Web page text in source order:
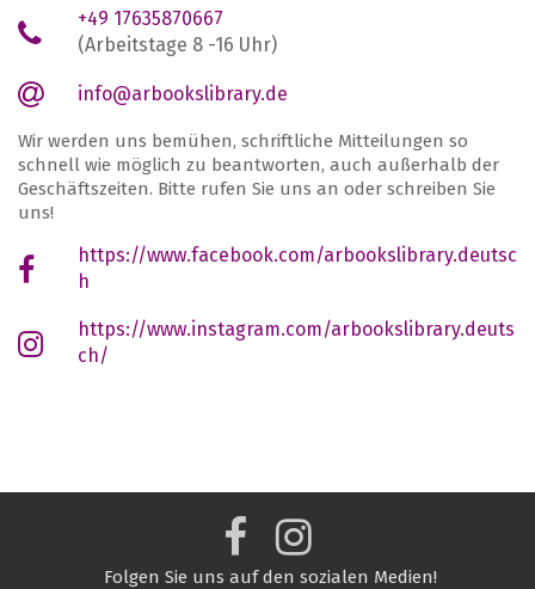
+49 17635870667
(Arbeitstage 8 -16 Uhr)
info@arbookslibrary.de
Wir werden uns bemühen, schriftliche Mitteilungen so
schnell wie möglich zu beantworten, auch außerhalb der
Geschäftszeiten. Bitte rufen Sie uns an oder schreiben Sie
uns!
https://www.facebook.com/arbookslibrary.deutsc
h
https://www.instagram.com/arbookslibrary.deuts
ch/
Folgen Sie uns auf den sozialen Medien!